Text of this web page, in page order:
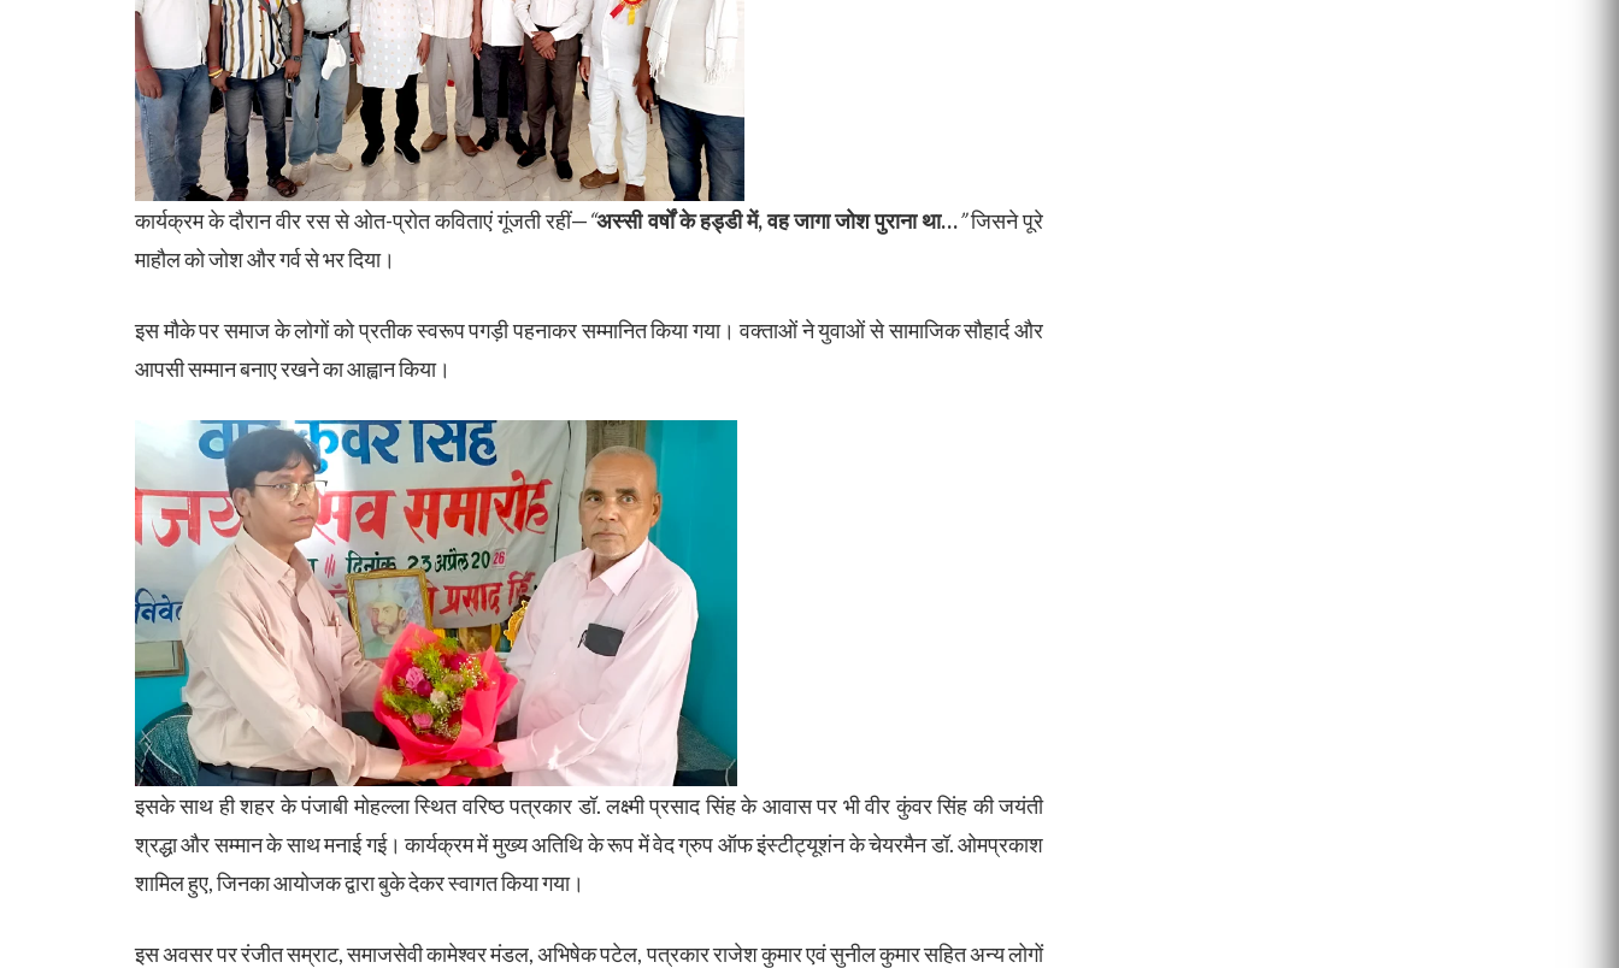
कार्यक्रम के दौरान वीर रस से ओत-प्रोत कविताएं गूंजती रहीं—“अस्सी वर्षों के हड्डी में, वह जागा जोश पुराना था…”जिसने पूरे
माहौल को जोश और गर्व से भर दिया।
इस मौके पर समाज के लोगों को प्रतीक स्वरूप पगड़ी पहनाकर सम्मानित किया गया। वक्ताओं ने युवाओं से सामाजिक सौहार्द और
आपसी सम्मान बनाए रखने का आह्वान किया।
इसके साथ ही शहर के पंजाबी मोहल्ला स्थित वरिष्ठ पत्रकार डॉ. लक्ष्मी प्रसाद सिंह के आवास पर भी वीर कुंवर सिंह की जयंती
श्रद्धा और सम्मान के साथ मनाई गई। कार्यक्रम में मुख्य अतिथि के रूप में वेद ग्रुप ऑफ इंस्टीट्यूशंन के चेयरमैन डॉ. ओमप्रकाश
शामिल हुए, जिनका आयोजक द्वारा बुके देकर स्वागत किया गया।
इस अवसर पर रंजीत सम्राट, समाजसेवी कामेश्वर मंडल, अभिषेक पटेल, पत्रकार राजेश कुमार एवं सुनील कुमार सहित अन्य लोगों